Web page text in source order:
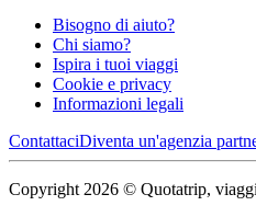
Bisogno di aiuto?
Chi siamo?
Ispira i tuoi viaggi
Cookie e privacy
Informazioni legali
ContattaciDiventa un'agenzia
Copyright 2026 © Quotatrip,